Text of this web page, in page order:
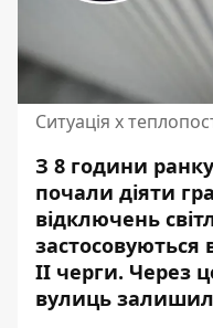
Ситуація х
З 8 години ранку
почали діяти
відключень
ІI черги. Через
вулиць